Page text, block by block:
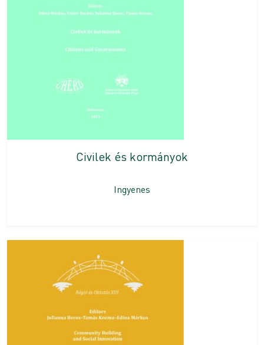
Civilek és kormányok
Ingyenes